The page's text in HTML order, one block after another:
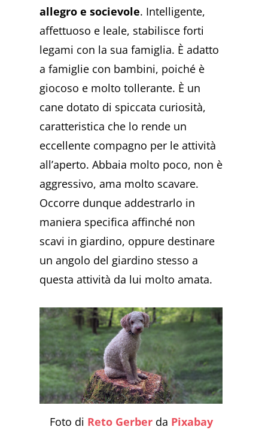
allegro e socievole. Intelligente,
affettuoso e leale, stabilisce forti
legami con la sua famiglia. È adatto
a famiglie con bambini, poiché è
giocoso e molto tollerante. È un
cane dotato di spiccata curiosità,
caratteristica che lo rende un
eccellente compagno per le attività
all’aperto. Abbaia molto poco, non è
aggressivo, ama molto scavare.
Occorre dunque addestrarlo in
maniera specifica affinché non
scavi in giardino, oppure destinare
un angolo del giardino stesso a
questa attività da lui molto amata.
Foto di Reto Gerberda Pixabay